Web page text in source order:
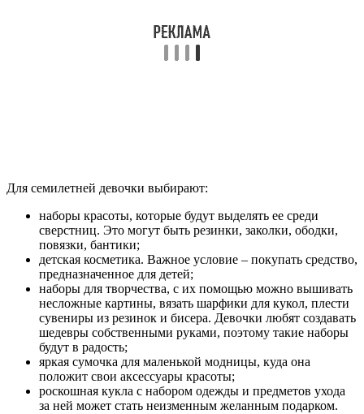
Для семилетней девочки выбирают:
наборы красоты, которые будут выделять ее среди
сверстниц. Это могут быть резинки, заколки, ободки,
повязки, бантики;
детская косметика. Важное условие – покупать средство,
предназначенное для детей;
наборы для творчества, с их помощью можно вышивать
несложные картины, вязать шарфики для кукол, плести
сувениры из резинок и бисера. Девочки любят создавать
шедевры собственными руками, поэтому такие наборы
будут в радость;
яркая сумочка для маленькой модницы, куда она
положит свои аксессуары красоты;
роскошная кукла с набором одежды и предметов ухода
за ней может стать неизменным желанным подарком.